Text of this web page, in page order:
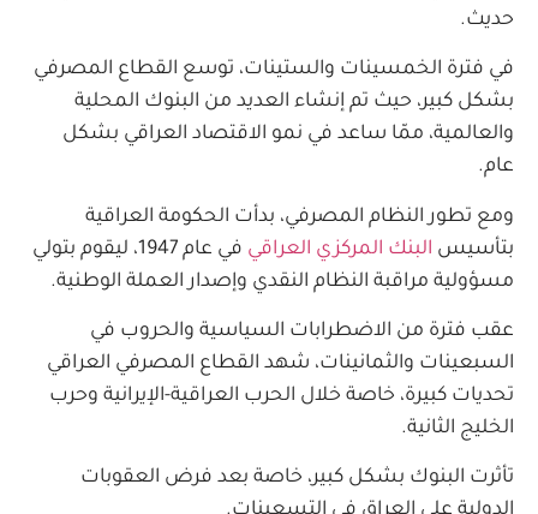
حديث.
في فترة الخمسينات والستينات، توسع القطاع المصرفي
بشكل كبير، حيث تم إنشاء العديد من البنوك المحلية
والعالمية، ممّا ساعد في نمو الاقتصاد العراقي بشكل
عام.
ومع تطور النظام المصرفي، بدأت الحكومة العراقية
بتأسيس البنك المركزي العراقي
في عام 1947، ليقوم بتولي
مسؤولية مراقبة النظام النقدي وإصدار العملة الوطنية.
عقب فترة من الاضطرابات السياسية والحروب في
السبعينات والثمانينات، شهد القطاع المصرفي العراقي
تحديات كبيرة، خاصة خلال الحرب العراقية-الإيرانية وحرب
الخليج الثانية.
تأثرت البنوك بشكل كبير، خاصة بعد فرض العقوبات